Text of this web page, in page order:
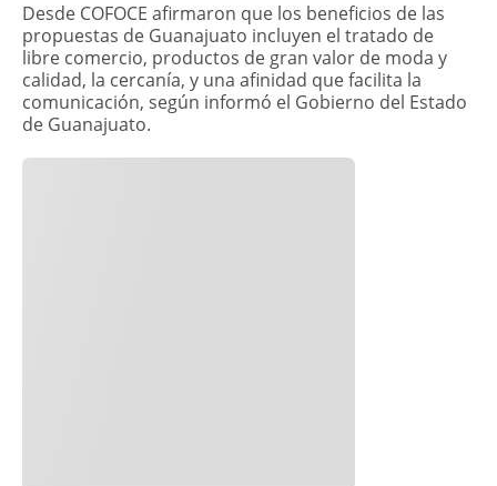
Desde COFOCE afirmaron que los beneficios de las
propuestas de Guanajuato incluyen el tratado de
libre comercio, productos de gran valor de moda y
calidad, la cercanía, y una afinidad que facilita la
comunicación, según informó el Gobierno del Estado
de Guanajuato.